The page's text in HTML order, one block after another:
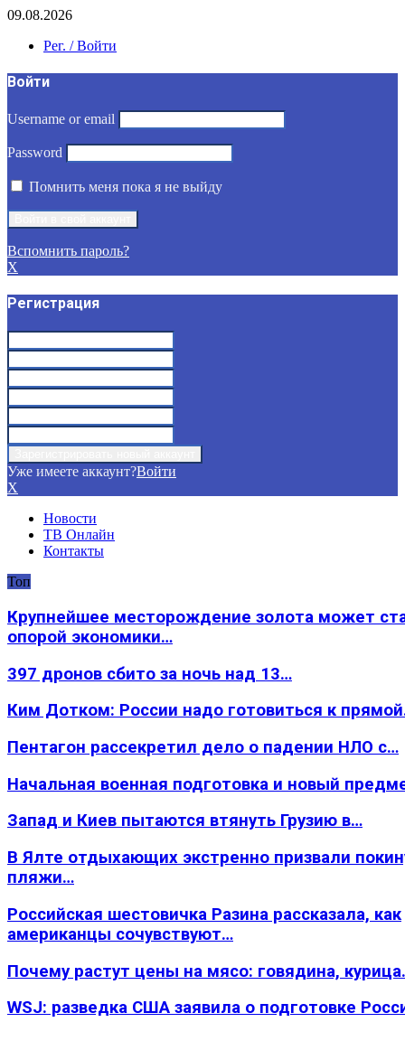
09.08.2026
Рег. / Войти
Войти
Username or email
Password
Помнить меня пока я не выйду
Вспомнить пароль?
X
Регистрация
Уже имеете аккаунт?Войти
X
Новости
ТВ Онлайн
Контакты
Топ
Крупнейшее месторождение золота может
опорой экономики…
397 дронов сбито за ночь над 13…
Ким Дотком: России надо готовиться к
Пентагон рассекретил дело о падении НЛО с…
Начальная военная подготовка и новый
Запад и Киев пытаются втянуть Грузию в…
В Ялте отдыхающих экстренно призвали
пляжи…
Российская шестовичка Разина рассказала, как
американцы сочувствуют…
Почему растут цены на мясо: говядина,
WSJ: разведка США заявила о подготовке